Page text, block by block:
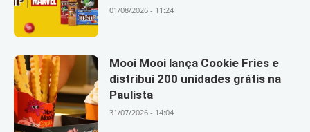
01/08/2026 - 11:24
Mooi Mooi lança Cookie Fries e
distribui 200 unidades grátis na
Paulista
31/07/2026 - 14:04